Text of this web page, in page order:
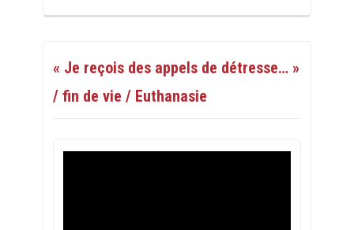
« Je reçois des appels de détresse… »
/ fin de vie / Euthanasie